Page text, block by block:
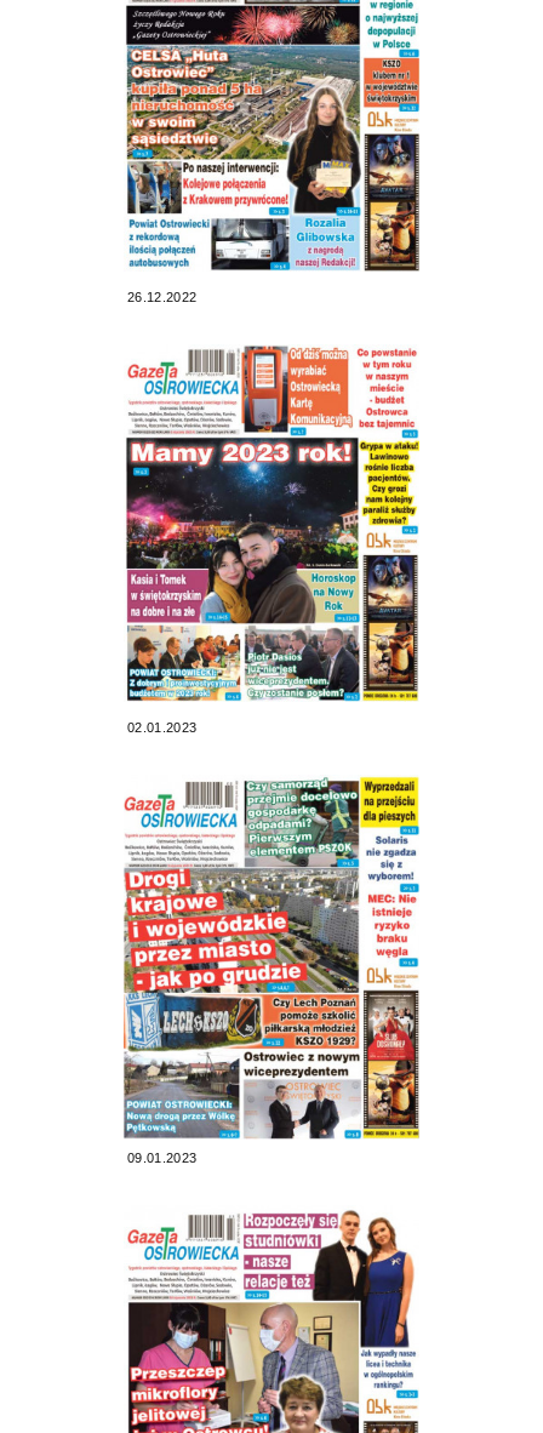
26.12.2022
02.01.2023
09.01.2023